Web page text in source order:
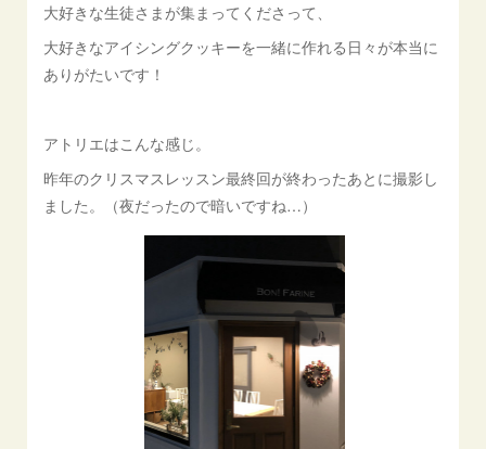
大好きな生徒さまが集まってくださって、
大好きなアイシングクッキーを一緒に作れる日々が本当に
ありがたいです！
アトリエはこんな感じ。
昨年のクリスマスレッスン最終回が終わったあとに撮影し
ました。（夜だったので暗いですね…）